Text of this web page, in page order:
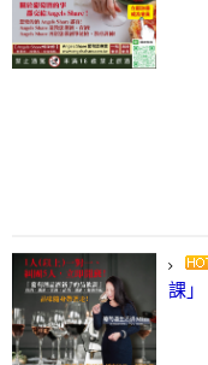
課」